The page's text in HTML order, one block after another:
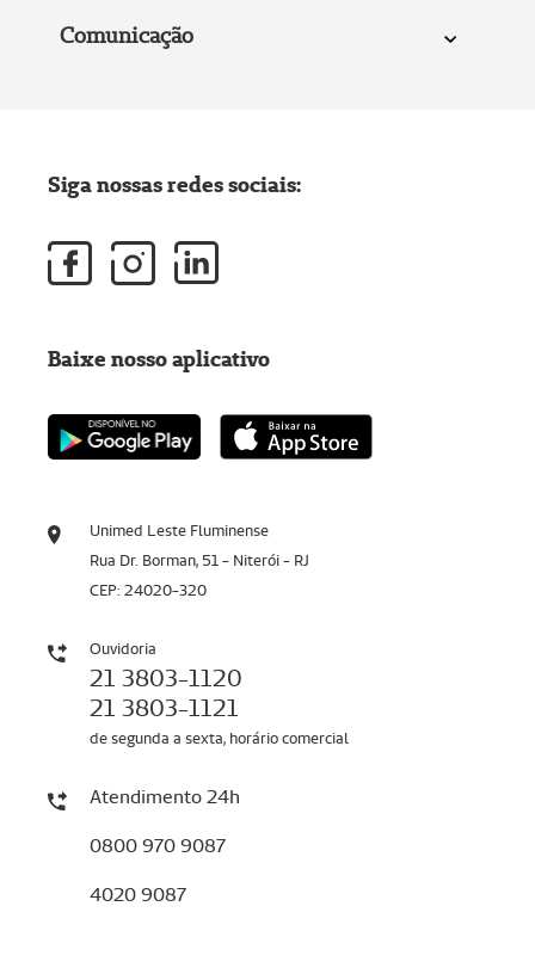
Comunicação
Unimed Leste Fluminense
Rua Dr. Borman, 51 - Niterói - RJ
CEP: 24020-320
Ouvidoria
21 3803-1120
21 3803-1121
de segunda a sexta, horário comercial
Atendimento 24h
0800 970 9087
4020 9087
Siga nossas redes sociais:
Baixe nosso aplicativo